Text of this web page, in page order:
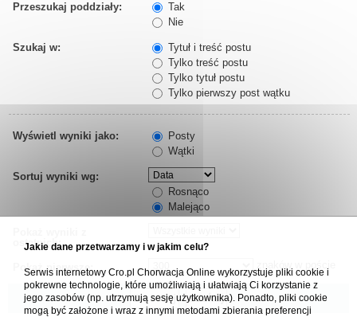
Przeszukaj poddziały:
Tak
Nie
Szukaj w:
Tytuł i treść postu
Tylko treść postu
Tylko tytuł postu
Tylko pierwszy post wątku
Wyświetl wyniki jako:
Posty
Wątki
Sortuj wyniki wg:
Rosnąco
Malejąco
ostatnich:
Pokaż pierwsze:
Jakie dane przetwarzamy i w jakim celu?
Serwis internetowy Cro.pl Chorwacja Online wykorzystuje pliki cookie i
pokrewne technologie, które umożliwiają i ułatwiają Ci korzystanie z
jego zasobów (np. utrzymują sesję użytkownika). Ponadto, pliki cookie
mogą być założone i wraz z innymi metodami zbierania preferencji